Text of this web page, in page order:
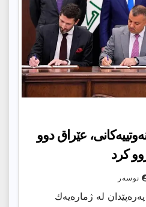
عێراق دوو
كرد
نوسەر
لە ژمارەیەك